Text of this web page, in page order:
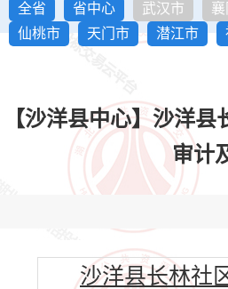
全省 省中心 武汉市
仙桃市
天门市 潜江市
【沙洋县中心】沙洋
审计
沙洋县长林社